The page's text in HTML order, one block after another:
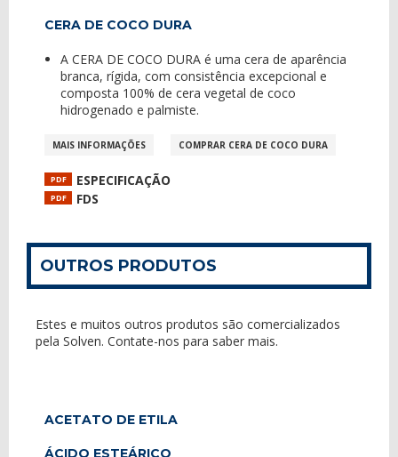
CERA DE COCO DURA
A CERA DE COCO DURA é uma cera de aparência
branca, rígida, com consistência excepcional e
composta 100% de cera vegetal de coco
hidrogenado e palmiste.
MAIS INFORMAÇÕES COMPRAR CERA DE COCO DURA
PDF ESPECIFICAÇÃO
PDF FDS
OUTROS PRODUTOS
Estes e muitos outros produtos são comercializados
pela Solven. Contate-nos para saber mais.
ACETATO DE ETILA
ÁCIDO ESTEÁRICO